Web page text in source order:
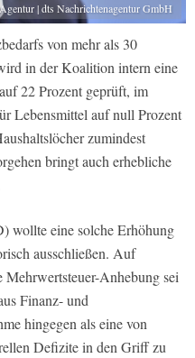
| dts Nachrichtenagentur GmbH
von mehr als 30
in der Koalition intern eine
22 Prozent geprüft, im
Lebensmittel auf null Prozent
zumindest
bringt auch erhebliche
wollte eine solche Erhöhung
ausschließen. Auf
Anhebung sei
Finanz- und
hingegen als eine von
Defizite in den Griff zu